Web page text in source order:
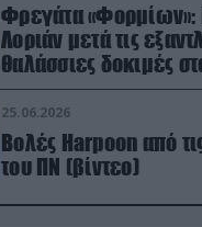
Φρεγάτα «Φορμίων»:
Λοριάν μετά τις
θαλάσσιες δοκιμές στον
απαιτητικό Βισκαϊκό
25.06.2026
Βολές Harpoon από
του ΠΝ (βίντεο)